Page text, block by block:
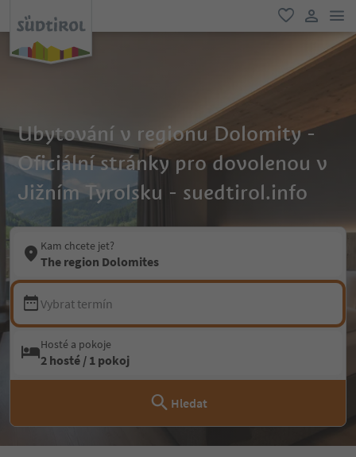
oblíbené
Ubytování v regionu Dolomity -
Oficiální stránky pro dovolenou v
Jižním Tyrolsku - suedtirol.info
Kam chcete jet?
The region Dolomites
Vybrat termín
Hosté a pokoje
2 hosté / 1 pokoj
Hledat